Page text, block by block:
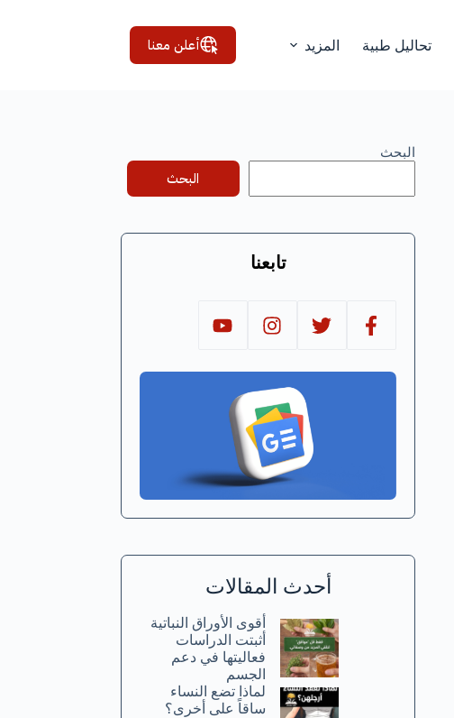
تحاليل طبية المزيد أعلن معنا
البحث
البحث
تابعنا
أحدث المقالات
أقوى الأوراق النباتية
أثبتت الدراسات
فعاليتها في دعم
الجسم
لماذا تضع النساء
ساقاً على أخرى؟